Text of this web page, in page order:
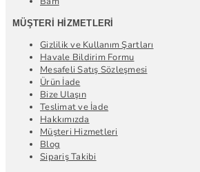
MÜŞTERI HIZMETLERI
Gizlilik ve Kullanım Şartları
Havale Bildirim Formu
Mesafeli Satış Sözleşmesi
Ürün İade
Bize Ulaşın
Teslimat ve İade
Hakkımızda
Müşteri Hizmetleri
Blog
Sipariş Takibi